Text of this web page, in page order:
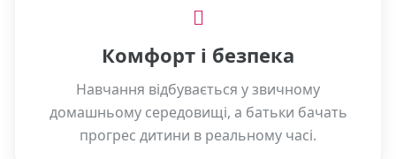
Комфорт і безпека
Навчання відбувається у звичному
домашньому середовищі, а батьки бачать
прогрес дитини в реальному часі.